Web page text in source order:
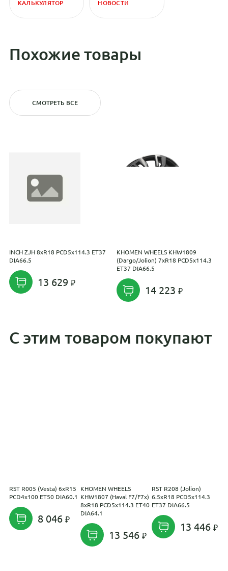
КАЛЬКУЛЯТОР НОВОСТИ
Похожие товары
СМОТРЕТЬ ВСЕ
INCH ZJH 8xR18 PCD5x114.3 ET37
DIA66.5
13 629
KHOMEN WHEELS KHW1809
(Dargo/Jolion) 7xR18 PCD5x114.3
ET37 DIA66.5
14 223
С этим товаром покупают
RST R005 (Vesta) 6xR15
PCD4x100 ET50 DIA60.1
8 046
KHOMEN WHEELS
KHW1807 (Haval F7/F7x)
8xR18 PCD5x114.3 ET40
DIA64.1
13 546
RST R208 (Jolion)
6.5xR18 PCD5x114.3
ET37 DIA66.5
13 446